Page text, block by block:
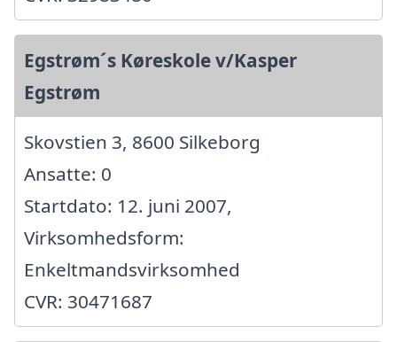
Egstrøm´s Køreskole v/Kasper
Egstrøm
Skovstien 3, 8600 Silkeborg
Ansatte: 0
Startdato: 12. juni 2007,
Virksomhedsform:
Enkeltmandsvirksomhed
CVR: 30471687